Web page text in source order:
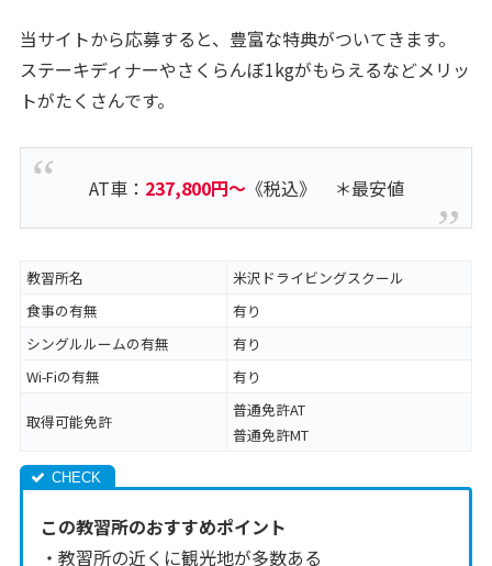
当サイトから応募すると、豊富な特典がついてきます。
ステーキディナーやさくらんぼ1kgがもらえるなどメリッ
トがたくさんです。
AT車： 237,800円～《税込》 ＊最安値
教習所名
米沢ドライビングスクール
食事の有無
有り
シングルルームの有無
有り
Wi-Fiの有無
有り
取得可能免許
普通免許AT
普通免許MT
この教習所のおすすめポイント
・教習所の近くに観光地が多数ある